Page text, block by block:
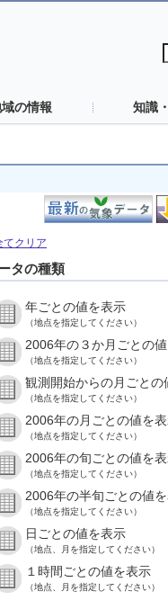
の情報 知識
てクリア
タの種類
年ごとの値を表示
（地点を指定してください）
2006年の３か月ごとの
（地点を指定してください）
観測開始からの月ごとの
（地点を指定してください）
2006年の月ごとの値を
（地点を指定してください）
2006年の旬ごとの値を
（地点を指定してください）
2006年の半旬ごとの値
（地点を指定してください）
日ごとの値を表示
（地点、月を指定してください）
１時間ごとの値を表示
（地点、月を指定してください）